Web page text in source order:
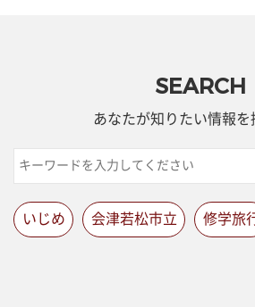
SEARCH
あなたが知りたい情報を
いじめ 会津若松市立 修学旅